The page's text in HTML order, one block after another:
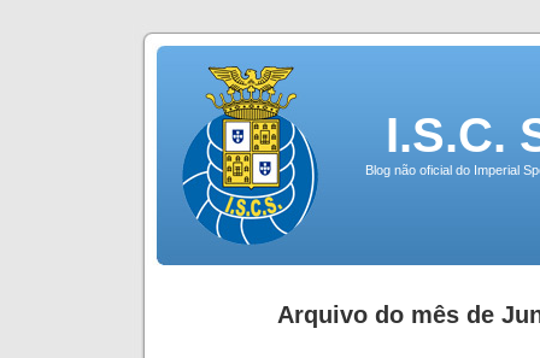
I.S.C.
Blog não oficial do Imperial
Arquivo do mês de